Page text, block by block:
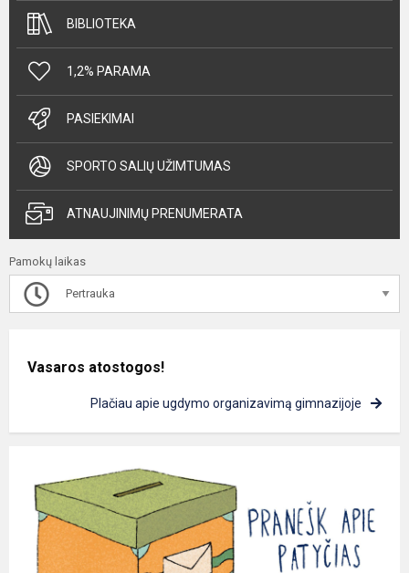
BIBLIOTEKA
1,2% PARAMA
PASIEKIMAI
SPORTO SALIŲ UŽIMTUMAS
ATNAUJINIMŲ PRENUMERATA
Pamokų laikas
Pertrauka
Vasaros atostogos!
Plačiau apie ugdymo organizavimą gimnazijoje